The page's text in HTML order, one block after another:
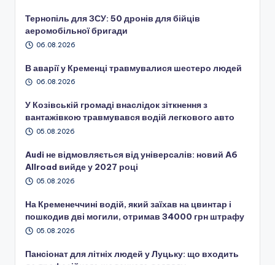
Тернопіль для ЗСУ: 50 дронів для бійців
аеромобільної бригади
06.08.2026
В аварії у Кременці травмувалися шестеро людей
06.08.2026
У Козівській громаді внаслідок зіткнення з
вантажівкою травмувався водій легкового авто
05.08.2026
Audi не відмовляється від універсалів: новий A6
Allroad вийде у 2027 році
05.08.2026
На Кременеччині водій, який заїхав на цвинтар і
пошкодив дві могили, отримав 34000 грн штрафу
05.08.2026
Пансіонат для літніх людей у Луцьку: що входить